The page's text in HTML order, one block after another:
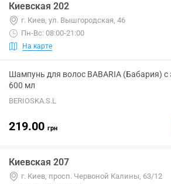
Киевская 202
г. Киев, ул. Вышгородская, 46
Пн-Вс: 08:00-21:00
На карте
Шампунь для волос BABARIA (Бабария)
600 мл
BERIOSKA.S.L
219.00 грн
Киевская 207
г. Киев, просп. Червоной Калины, 63/12